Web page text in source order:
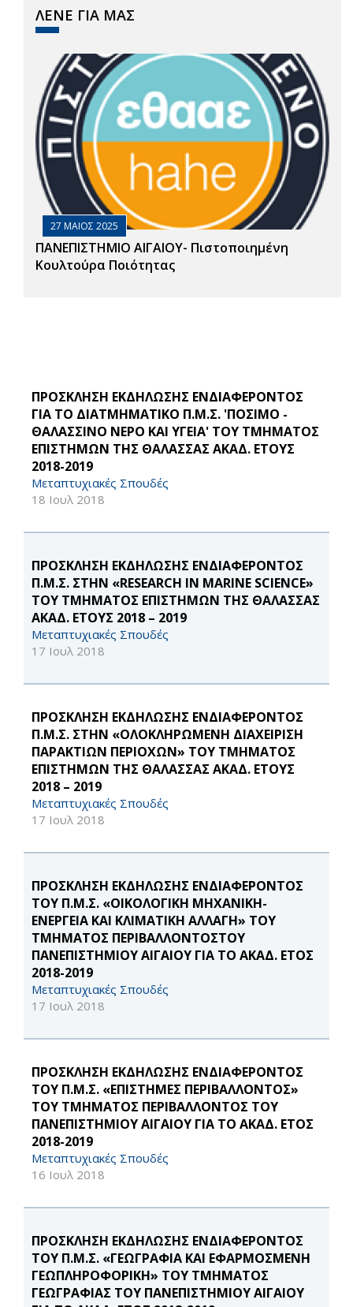
ΛΕΝΕ ΓΙΑ ΜΑΣ
27 ΜΑΙΟΣ 2025
ΠΑΝΕΠΙΣΤΗΜΙΟ ΑΙΓΑΙΟΥ- Πιστοποιημένη
Κουλτούρα Ποιότητας
ΠΡΟΣΚΛΗΣΗ ΕΚΔΗΛΩΣΗΣ ΕΝΔΙΑΦΕΡΟΝΤΟΣ
ΓΙΑ ΤΟ ΔΙΑΤΜΗΜΑΤΙΚΟ Π.Μ.Σ. 'ΠΟΣΙΜΟ -
ΘΑΛΑΣΣΙΝΟ ΝΕΡΟ ΚΑΙ ΥΓΕΙΑ' ΤΟΥ ΤΜΗΜΑΤΟΣ
ΕΠΙΣΤΗΜΩΝ ΤΗΣ ΘΑΛΑΣΣΑΣ ΑΚΑΔ. ΕΤΟΥΣ
2018-2019
Μεταπτυχιακές Σπουδές
18 Ιουλ 2018
ΠΡΟΣΚΛΗΣΗ ΕΚΔΗΛΩΣΗΣ ΕΝΔΙΑΦΕΡΟΝΤΟΣ
Π.Μ.Σ. ΣΤΗΝ «RESEARCH IN MARINE SCIENCE»
ΤΟΥ ΤΜΗΜΑΤΟΣ ΕΠΙΣΤΗΜΩΝ ΤΗΣ ΘΑΛΑΣΣΑΣ
ΑΚΑΔ. ΕΤΟΥΣ 2018 – 2019
Μεταπτυχιακές Σπουδές
17 Ιουλ 2018
ΠΡΟΣΚΛΗΣΗ ΕΚΔΗΛΩΣΗΣ ΕΝΔΙΑΦΕΡΟΝΤΟΣ
Π.Μ.Σ. ΣΤΗΝ «ΟΛΟΚΛΗΡΩΜΕΝΗ ΔΙΑΧΕΙΡΙΣΗ
ΠΑΡΑΚΤΙΩΝ ΠΕΡΙΟΧΩΝ» ΤΟΥ ΤΜΗΜΑΤΟΣ
ΕΠΙΣΤΗΜΩΝ ΤΗΣ ΘΑΛΑΣΣΑΣ ΑΚΑΔ. ΕΤΟΥΣ
2018 – 2019
Μεταπτυχιακές Σπουδές
17 Ιουλ 2018
ΠΡΟΣΚΛΗΣΗ ΕΚΔΗΛΩΣΗΣ ΕΝΔΙΑΦΕΡΟΝΤΟΣ
ΤΟΥ Π.Μ.Σ. «ΟΙΚΟΛΟΓΙΚΗ ΜΗΧΑΝΙΚΗ-
ΕΝΕΡΓΕΙΑ ΚΑΙ ΚΛΙΜΑΤΙΚΗ ΑΛΛΑΓΗ» ΤΟΥ
ΤΜΗΜΑΤΟΣ ΠΕΡΙΒΑΛΛΟΝΤΟΣΤΟΥ
ΠΑΝΕΠΙΣΤΗΜΙΟΥ ΑΙΓΑΙΟΥ ΓΙΑ ΤΟ ΑΚΑΔ. ΕΤΟΣ
2018-2019
Μεταπτυχιακές Σπουδές
17 Ιουλ 2018
ΠΡΟΣΚΛΗΣΗ ΕΚΔΗΛΩΣΗΣ ΕΝΔΙΑΦΕΡΟΝΤΟΣ
ΤΟΥ Π.Μ.Σ. «ΕΠΙΣΤΗΜΕΣ ΠΕΡΙΒΑΛΛΟΝΤΟΣ»
ΤΟΥ ΤΜΗΜΑΤΟΣ ΠΕΡΙΒΑΛΛΟΝΤΟΣ ΤΟΥ
ΠΑΝΕΠΙΣΤΗΜΙΟΥ ΑΙΓΑΙΟΥ ΓΙΑ ΤΟ ΑΚΑΔ. ΕΤΟΣ
2018-2019
Μεταπτυχιακές Σπουδές
16 Ιουλ 2018
ΠΡΟΣΚΛΗΣΗ ΕΚΔΗΛΩΣΗΣ ΕΝΔΙΑΦΕΡΟΝΤΟΣ
ΤΟΥ Π.Μ.Σ. «ΓΕΩΓΡΑΦΙΑ ΚΑΙ ΕΦΑΡΜΟΣΜΕΝΗ
ΓΕΩΠΛΗΡΟΦΟΡΙΚΗ» ΤΟΥ ΤΜΗΜΑΤΟΣ
ΓΕΩΓΡΑΦΙΑΣ ΤΟΥ ΠΑΝΕΠΙΣΤΗΜΙΟΥ ΑΙΓΑΙΟΥ